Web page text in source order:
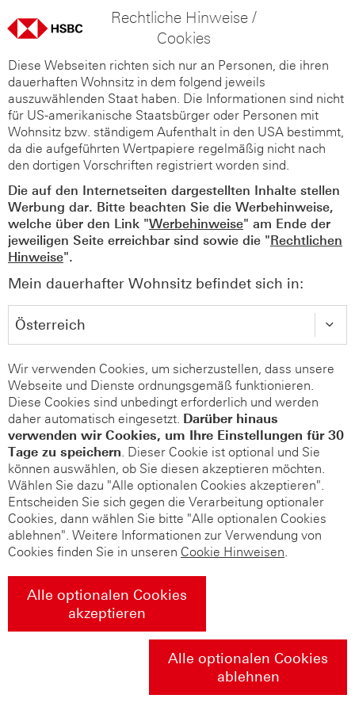
Rechtliche Hinweise /
Cookies
Diese Webseiten richten sich nur an Personen, die ihren
dauerhaften Wohnsitz in dem folgend jeweils
auszuwählenden Staat haben. Die Informationen sind nicht
für US-amerikanische Staatsbürger oder Personen mit
Wohnsitz bzw. ständigem Aufenthalt in den USA bestimmt,
da die aufgeführten Wertpapiere regelmäßig nicht nach
den dortigen Vorschriften registriert worden sind.
Die auf den Internetseiten dargestellten Inhalte stellen
Werbung dar. Bitte beachten Sie die Werbehinweise,
welche über den Link "Werbehinweise" am Ende der
jeweiligen Seite erreichbar sind sowie die "Rechtlichen
Hinweise".
Mein dauerhafter Wohnsitz befindet sich in:
Wir verwenden Cookies, um sicherzustellen, dass unsere
Webseite und Dienste ordnungsgemäß funktionieren.
Diese Cookies sind unbedingt erforderlich und werden
daher automatisch eingesetzt. Darüber hinaus
verwenden wir Cookies, um Ihre Einstellungen für 30
Tage zu speichern. Dieser Cookie ist optional und Sie
können auswählen, ob Sie diesen akzeptieren möchten.
Wählen Sie dazu "Alle optionalen Cookies akzeptieren".
Entscheiden Sie sich gegen die Verarbeitung optionaler
Cookies, dann wählen Sie bitte "Alle optionalen Cookies
ablehnen". Weitere Informationen zur Verwendung von
Cookies finden Sie in unseren Cookie Hinweisen.
Alle optionalen Cookies
akzeptieren
Alle optionalen Cookies
ablehnen